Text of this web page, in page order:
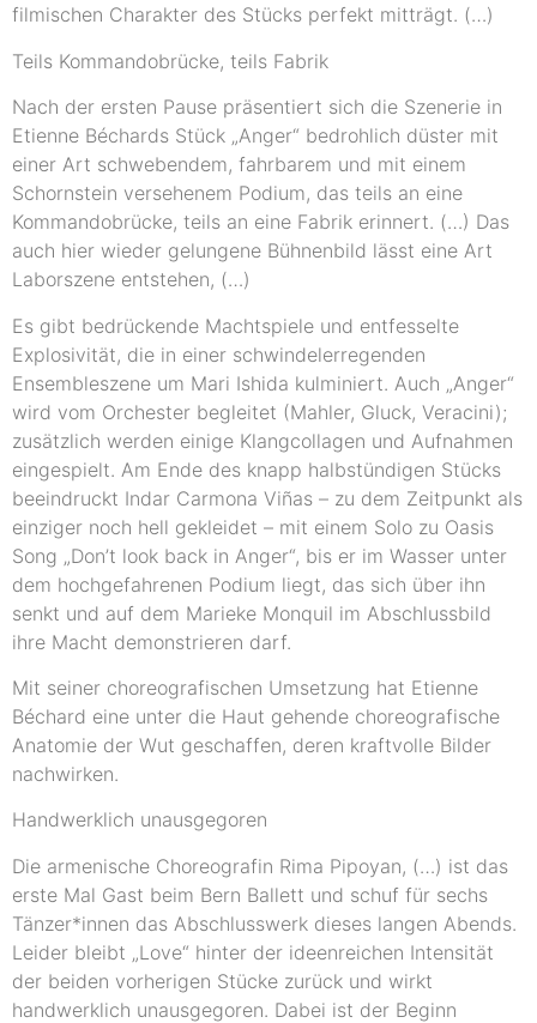
filmischen Charakter des Stücks perfekt mitträgt. (…)
Teils Kommandobrücke, teils Fabrik
Nach der ersten Pause präsentiert sich die Szenerie in
Etienne Béchards Stück „Anger“ bedrohlich düster mit
einer Art schwebendem, fahrbarem und mit einem
Schornstein versehenem Podium, das teils an eine
Kommandobrücke, teils an eine Fabrik erinnert. (…) Das
auch hier wieder gelungene Bühnenbild lässt eine Art
Laborszene entstehen, (…)
Es gibt bedrückende Machtspiele und entfesselte
Explosivität, die in einer schwindelerregenden
Ensembleszene um Mari Ishida kulminiert. Auch „Anger“
wird vom Orchester begleitet (Mahler, Gluck, Veracini);
zusätzlich werden einige Klangcollagen und Aufnahmen
eingespielt. Am Ende des knapp halbstündigen Stücks
beeindruckt Indar Carmona Viñas – zu dem Zeitpunkt als
einziger noch hell gekleidet – mit einem Solo zu Oasis
Song „Don’t look back in Anger“, bis er im Wasser unter
dem hochgefahrenen Podium liegt, das sich über ihn
senkt und auf dem Marieke Monquil im Abschlussbild
ihre Macht demonstrieren darf.
Mit seiner choreografischen Umsetzung hat Etienne
Béchard eine unter die Haut gehende choreografische
Anatomie der Wut geschaffen, deren kraftvolle Bilder
nachwirken.
Handwerklich unausgegoren
Die armenische Choreografin Rima Pipoyan, (…) ist das
erste Mal Gast beim Bern Ballett und schuf für sechs
Tänzer*innen das Abschlusswerk dieses langen Abends.
Leider bleibt „Love“ hinter der ideenreichen Intensität
der beiden vorherigen Stücke zurück und wirkt
handwerklich unausgegoren. Dabei ist der Beginn